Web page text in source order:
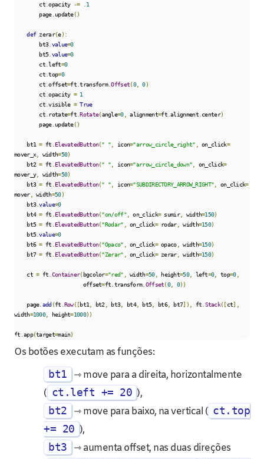
        ct
.opacity -=
1
        page
. update()
def zerar(e):
        bt3
. value=0
        bt5
. value=0
        ct
.left=0
        ct
.top=0
        ct
.offset=ft .transform.Offset(0, 0)
        ct
.opacity = 1
        ct
.visible = True
        ct
rotate=ft .Rotate(angle=0, alignment=ft.alignment. center)
        page
. update()
    bt1
= ft ElevatedButton(" " icon="arrow_circle_right" on_click=
mover_x, width=50)
    bt2
= ft ElevatedButton(" " icon="arrow_circle_down" on_click=
mover_y, width=50)
    bt3
= ft ElevatedButton(" " icon="SUBDIRECTORY_ARROW_RIGHT" on_click=
mover, width=50)
    bt3
.value=0
    bt4
= ft ElevatedButton("on/off", on_click= sumir, width=150)
    bt5
= ft ElevatedButton("Rodar" on_click= rodar, width=150)
    bt5
.value=0
    bt6
= ft ElevatedButton("Opaco" on_click= opaco, width=150)
    bt7
= ft ElevatedButton("Zerar" on_click= zerar, width=150)
    ct
= ft Container(bgcolor="red" width=50, height=50, left=0, top=0,
                      offset
=ft transform. Offset(0, 0))
    page
. add(ft Row([bt1 bt2 bt3, bt4, bt5, bt6, bt7]), ft Stack([ct],
width=1000, height=1000))
ft app(target=main)
Os botões executam as funções:
bt1
⇾ move para a direita, horizontalmente
( ct.left += 20 ),
bt2 ⇾ move para baixo, na vertical ( ct.top
+= 20 ),
bt3
⇾ aumenta offset, nas duas direções